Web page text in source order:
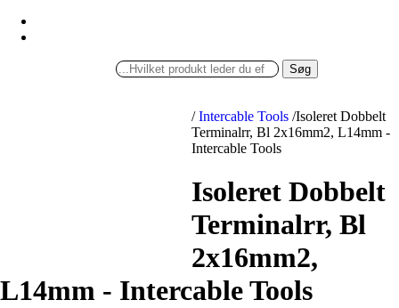
Søg
/ Intercable Tools /Isoleret Dobbelt
Terminalrr, Bl 2x16mm2, L14mm -
Intercable Tools
Isoleret Dobbelt
Terminalrr, Bl
2x16mm2,
L14mm - Intercable Tools